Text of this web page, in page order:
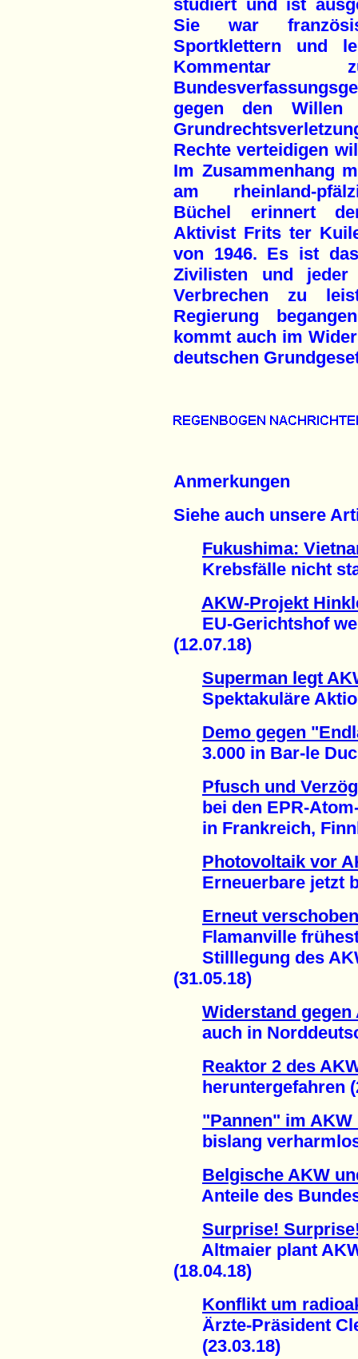
studiert und ist
Sie war
Sportklettern und
gegen den Willen
Rechte verteidigen
Im Zusammenhang
am rheinland-
Büchel erinnert
Aktivist Frits ter
von 1946. Es ist
Zivilisten und jeder
Verbrechen zu
Regierung
kommt auch im
deutschen
Anmerkungen
Siehe auch unsere
Fukushima:
Krebsfälle nicht
AKW-Projekt
EU-Gerichtshof
(12.07.18)
Superman legt
Spektakuläre
Demo gegen
3.000 in Bar-le Duc
Pfusch und
bei den EPR-
in Frankreich,
Photovoltaik vor
Erneuerbare jetzt
Erneut
Flamanville
Stilllegung des
(31.05.18)
Widerstand
auch in
Reaktor 2 des
heruntergefahren
"Pannen" im AKW
bislang
Belgische AKW
Anteile des Bundes
Surprise!
Altmaier plant
(18.04.18)
Konflikt um
Ärzte-Präsident
(23.03.18)